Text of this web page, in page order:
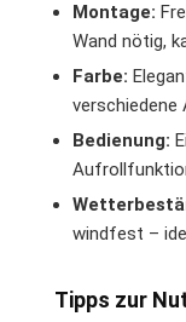
Montage:
Wand nötig,
Farbe:
verschiedene
Bedienung:
windfest –
Tipps zur